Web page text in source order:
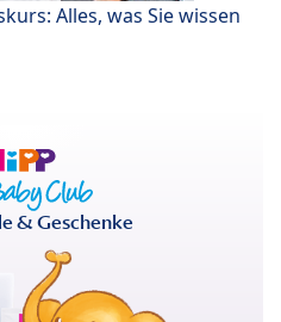
Alles, was Sie wissen
& Geschenke